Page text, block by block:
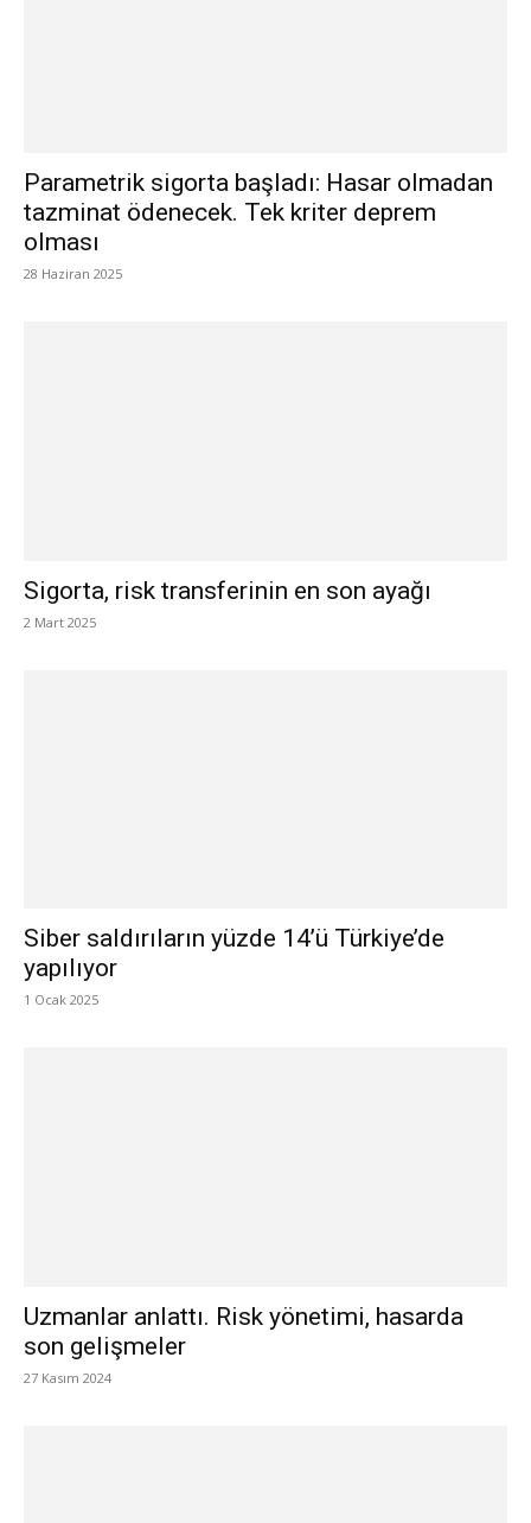
Parametrik sigorta başladı: Hasar olmadan
tazminat ödenecek. Tek kriter deprem
olması
28 Haziran 2025
Sigorta, risk transferinin en son ayağı
2 Mart 2025
Siber saldırıların yüzde 14’ü Türkiye’de
yapılıyor
1 Ocak 2025
Uzmanlar anlattı. Risk yönetimi, hasarda
son gelişmeler
27 Kasım 2024